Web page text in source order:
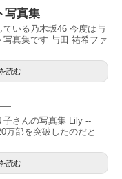
写真集
いる乃木坂46 今度は与
写真集です 与田 祐希ファ
読む
—
子さんの写真集 Lily --
万部を突破したのだと
読む